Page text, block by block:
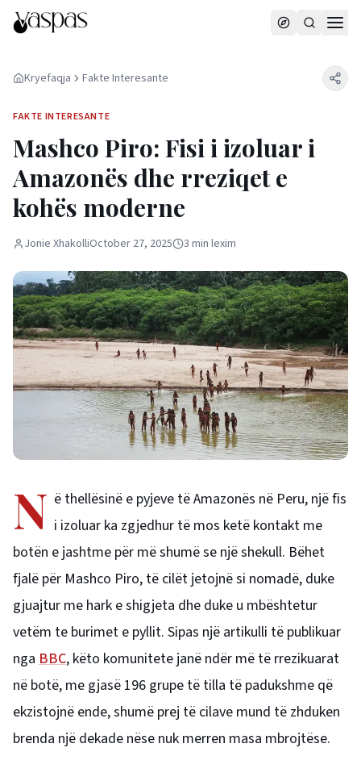
Kryefaqja Fakte Interesante
FAKTE INTERESANTE
Mashco Piro: Fisi i izoluar i
Amazonës dhe rreziqet e
kohës moderne
Jonie XhakolliOctober 27, 2025 3 min lexim
N ë thellësinë e pyjeve të Amazonës në Peru, një fis
i izoluar ka zgjedhur të mos ketë kontakt me
botën e jashtme për më shumë se një shekull. Bëhet
fjalë për Mashco Piro, të cilët jetojnë si nomadë, duke
gjuajtur me hark e shigjeta dhe duke u mbështetur
vetëm te burimet e pyllit. Sipas një artikulli të publikuar
nga BBC, këto komunitete janë ndër më të rrezikuarat
në botë, me gjasë 196 grupe të tilla të padukshme që
ekzistojnë ende, shumë prej të cilave mund të zhduken
brenda një dekade nëse nuk merren masa mbrojtëse.